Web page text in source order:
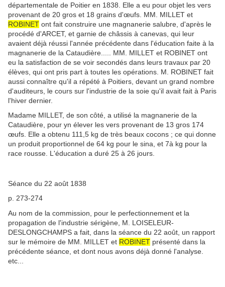
départementale de Poitier en 1838. Elle a eu pour objet les vers
provenant de 20 gros et 18 grains d'œufs. MM. MILLET et
ROBINET ont fait construire une magnanerie salubre, d'après le
procédé d'ARCET, et garnie de châssis à canevas, qui leur
avaient déjà réussi l'année précédente dans l'éducation faite à la
magnanerie de la Cataudière..... MM. MILLET et ROBINET ont
eu la satisfaction de se voir secondés dans leurs travaux par 20
élèves, qui ont pris part à toutes les opérations. M. ROBINET fait
aussi connaître qu'il a répété à Poitiers, devant un grand nombre
d'auditeurs, le cours sur l'industrie de la soie qu'il avait fait à Paris
l'hiver dernier.
Madame MILLET, de son côté, a utilisé la magnanerie de la
Cataudière, pour yn élever les vers provenant de 13 gros 174
œufs. Elle a obtenu 111,5 kg de très beaux cocons ; ce qui donne
un produit proportionnel de 64 kg pour le sina, et 7à kg pour la
race rousse. L'éducation a duré 25 à 26 jours.
Séance du 22 août 1838
p. 273-274
Au nom de la commission, pour le perfectionnement et la
propagation de l'industrie sérigène, M. LOISELEUR-
DESLONGCHAMPS a fait, dans la séance du 22 août, un rapport
sur le mémoire de MM. MILLET et ROBINET présenté dans la
précédente séance, et dont nous avons déjà donné l'analyse.
etc...